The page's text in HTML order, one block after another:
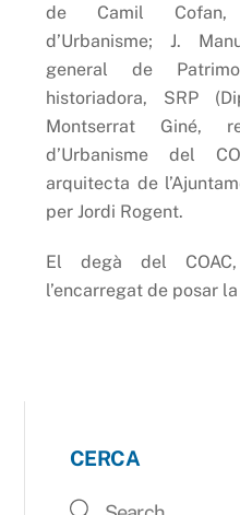
de Camil Cofan,
d’Urbanisme; J.
general de
historiadora, SRP
Montserrat Giné,
d’Urbanisme del
arquitecta de
per Jordi Rogent.
El degà del
l’encarregat de posar
CERCA